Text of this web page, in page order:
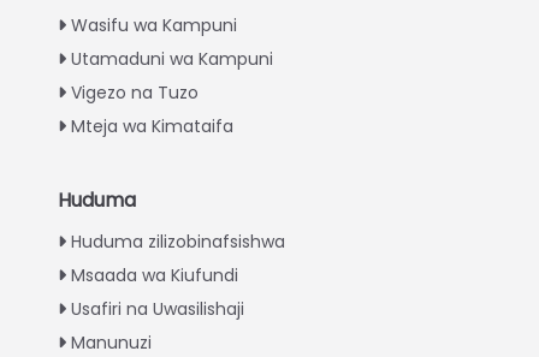
Wasifu wa Kampuni
Utamaduni wa Kampuni
Vigezo na Tuzo
Mteja wa Kimataifa
Huduma
Huduma zilizobinafsishwa
Msaada wa Kiufundi
Usafiri na Uwasilishaji
Manunuzi
Turkish
Greek